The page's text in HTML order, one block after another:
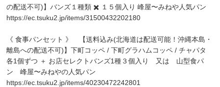
の配送不可)】バンズ１種類 ✖️ １５個入り 峰屋〜みねや人気パン
https://ec.tsuku2.jp/items/31500432202180
《 食事パンセット 》 【送料込み(北海道は配送可能！沖縄本島・
離島への配送不可)】下町コッペ / 下町グラハムコッペ / チャパタ
各1個ずつ ＋ お店セレクトバンズ1種３個入り 又は 山型食パ
ン 峰屋〜みねやの人気パン
https://ec.tsuku2.jp/items/40230472242801